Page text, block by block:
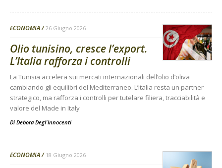
ECONOMIA 26 Giugno 2026
Olio tunisino, cresce l’export.
L’Italia rafforza i controlli
La Tunisia accelera sui mercati internazionali dell’olio d’oliva
cambiando gli equilibri del Mediterraneo. L’Italia resta un partner
strategico, ma rafforza i controlli per tutelare filiera, tracciabilità e
valore del Made in Italy
Di Debora Degl'Innocenti
ECONOMIA 18 Giugno 2026